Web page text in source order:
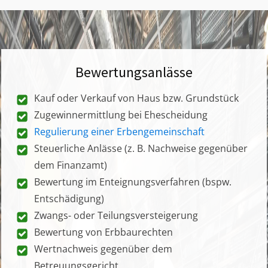
Bewertungsanlässe
Kauf oder Verkauf von Haus bzw. Grundstück
Zugewinnermittlung bei Ehescheidung
Regulierung einer Erbengemeinschaft
Steuerliche Anlässe (z. B. Nachweise gegenüber
dem Finanzamt)
Bewertung im Enteignungsverfahren (bspw.
Entschädigung)
Zwangs- oder Teilungsversteigerung
Bewertung von Erbbaurechten
Wertnachweis gegenüber dem